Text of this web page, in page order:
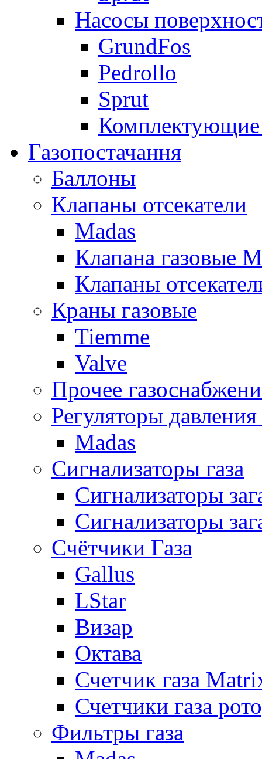
Насосы
GrundFos
Pedrollo
Sprut
Комплектующие
Газопостачання
Баллоны
Клапаны отсекатели
Madas
Клапана газовые
Клапаны
Краны газовые
Tiemme
Valve
Прочее
Регуляторы давления
Madas
Сигнализаторы газа
Сигнализаторы
Сигнализаторы
Счётчики Газа
Gallus
LStar
Визар
Октава
Счетчик газа
Счетчики газа
Фильтры газа